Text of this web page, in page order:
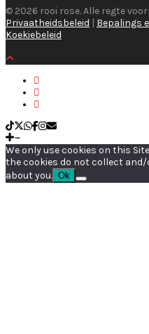
© 2026 rooi rose. Alle regte
Privaatheidsbeleid | Bepalings
Koekiebeleid
We only use cookies on this
the cookies do not collect
about you. Ok